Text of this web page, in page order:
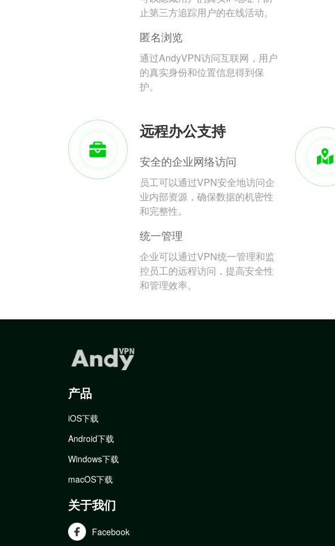
止第三方追踪用户的在线活动。
匿名浏览
通过AndyVPN访问互联网，用户
的真实身份和位置信息得到保
护。
远程办公支持
安全的企业网络访问
员工可以通过VPN安全地访问企
业内部资源，确保数据的机密性
和完整性。
统一管理
企业可以通过VPN统一管理和监
控员工的远程访问，提高安全性
和管理效率。
产品
iOS下载
Android下载
Windows下载
macOS下载
关于我们
Facebook